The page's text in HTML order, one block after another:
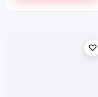
♡